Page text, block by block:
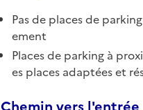
Pas de places de
ement
Places de parking à
es places adaptées et